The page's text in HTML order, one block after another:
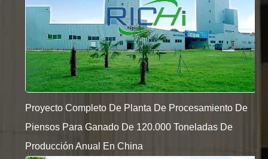
Proyecto Completo De Planta De Procesamiento De
Piensos Para Ganado De 120.000 Toneladas De
Producción Anual En China